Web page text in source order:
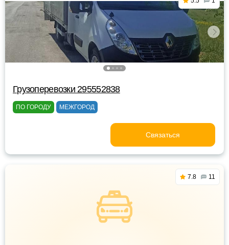
Грузоперевозки 295552838
ПО ГОРОДУ МЕЖГОРОД
Связаться
7.8 11